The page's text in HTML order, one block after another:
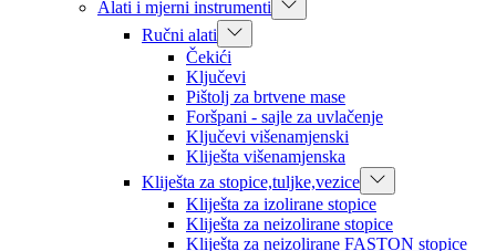
Alati i mjerni instrumenti
Ručni alati
Čekići
Ključevi
Pištolj za brtvene mase
Foršpani - sajle za uvlačenje
Ključevi višenamjenski
Kliješta višenamjenska
Kliješta za stopice,tuljke,vezice
Kliješta za izolirane stopice
Kliješta za neizolirane stopice
Kliješta za neizolirane FASTON stopice